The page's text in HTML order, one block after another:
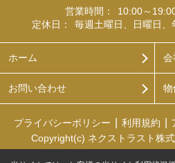
営業時間：
10:00～
定休日：
毎週土曜日、日曜日
ホーム 会
お問い合わせ 物
プライバシーポリシー 利用規約
Copyright(c) ネクストラスト株